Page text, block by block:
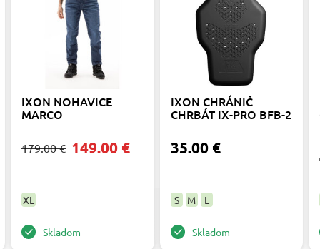
IXON NOHAVICE
MARCO
179.00 € 149.00 €
XL
Skladom
IXON CHRÁNIČ
CHRBÁT IX-PRO BFB-2
35.00 €
S M L
Skladom